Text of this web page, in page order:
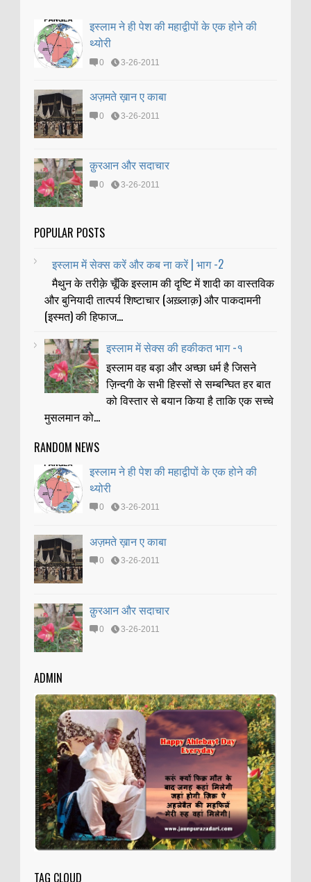
इस्लाम ने ही पेश की महाद्वीपों के एक होने की
थ्योरी
0 3-26-2011
अज़मते ख़ान ए काबा
0 3-26-2011
क़ुरआन और सदाचार
0 3-26-2011
POPULAR POSTS
इस्लाम में सेक्स करें और कब ना करें | भाग -2
मैथुन के तरीक़े चूँकि इस्लाम की दृष्टि में शादी का वास्तविक
और बुनियादी तात्पर्य शिष्टाचार (अख़्लाक़) और पाकदामनी
(इस्मत) की हिफाज...
इस्लाम में सेक्स की हकीकत भाग -१
इस्लाम वह बड़ा और अच्छा धर्म है जिसने
ज़िन्दगी के सभी हिस्सों से सम्बन्घित हर बात
को विस्तार से बयान किया है ताकि एक सच्चे
मुसलमान को...
RANDOM NEWS
इस्लाम ने ही पेश की महाद्वीपों के एक होने की
थ्योरी
0 3-26-2011
अज़मते ख़ान ए काबा
0 3-26-2011
क़ुरआन और सदाचार
0 3-26-2011
ADMIN
TAG CLOUD